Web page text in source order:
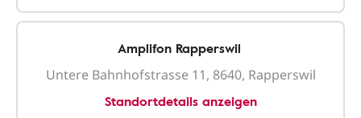
Amplifon Rapperswil
Untere Bahnhofstrasse 11, 8640, Rapperswil
Standortdetails anzeigen